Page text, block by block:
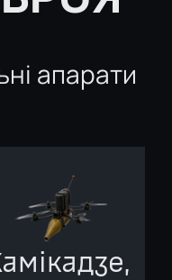
апарати